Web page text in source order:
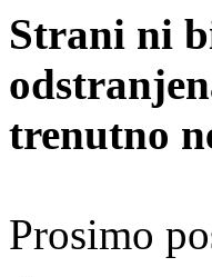
Strani ni
trenutno
Prosimo